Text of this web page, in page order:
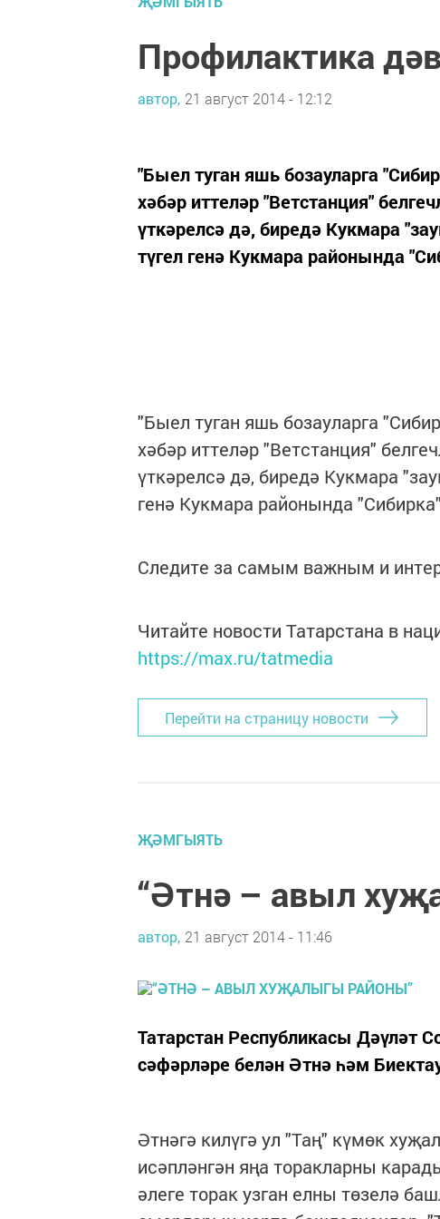
Профилактика
автор, 21 август 2014 - 12:12
"Быел туган яшь бозауларга
хәбәр иттеләр "Ветстанция"
үткәрелсә дә, биредә Кукмара
түгел генә Кукмара районында
"Быел туган яшь бозауларга
хәбәр иттеләр "Ветстанция"
үткәрелсә дә, биредә Кукмара
генә Кукмара районында
Следите за самым важным и
Читайте новости Татарстана в
https://max.ru/tatmedia
Перейти на страницу новости
ҖӘМГЫЯТЬ
“Әтнә – авыл
автор, 21 август 2014 - 11:46
Татарстан Республикасы
сәфәрләре белән Әтнә һәм
Әтнәгә килүгә ул "Таң" күмөк
исәпләнгән яңа торакларны
әлеге торак узган елны төзелә